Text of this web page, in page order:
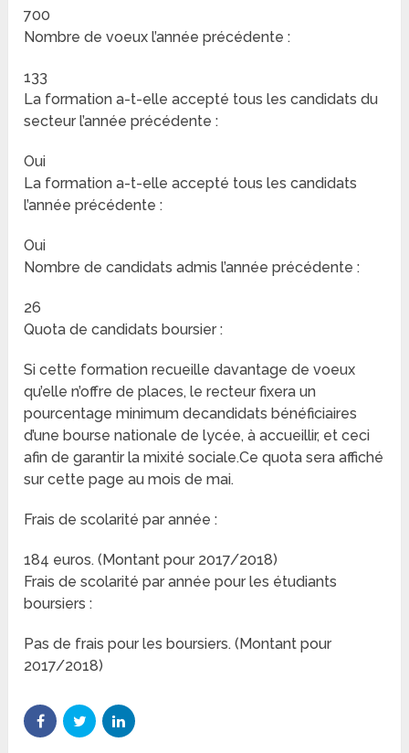
700
Nombre de voeux l’année précédente :
133
La formation a-t-elle accepté tous les candidats du
secteur l’année précédente :
Oui
La formation a-t-elle accepté tous les candidats
l’année précédente :
Oui
Nombre de candidats admis l’année précédente :
26
Quota de candidats boursier :
Si cette formation recueille davantage de voeux
qu’elle n’offre de places, le recteur fixera un
pourcentage minimum decandidats bénéficiaires
d’une bourse nationale de lycée, à accueillir, et ceci
afin de garantir la mixité sociale.Ce quota sera affiché
sur cette page au mois de mai.
Frais de scolarité par année :
184 euros. (Montant pour 2017/2018)
Frais de scolarité par année pour les étudiants
boursiers :
Pas de frais pour les boursiers. (Montant pour
2017/2018)